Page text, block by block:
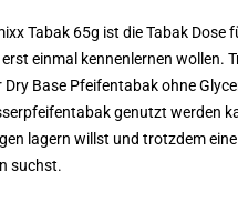
Tabak 65g ist die Tabak Dose
einmal kennenlernen wollen.
Base Pfeifentabak ohne
genutzt werden
lagern willst und trotzdem
suchst.